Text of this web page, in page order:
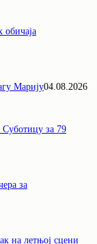
Марију04.08.2026
за 79
за
на летњој сцени